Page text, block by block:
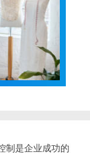
制是企业成功的